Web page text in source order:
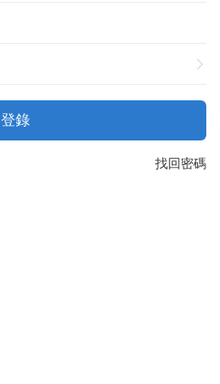
登錄
找回密碼